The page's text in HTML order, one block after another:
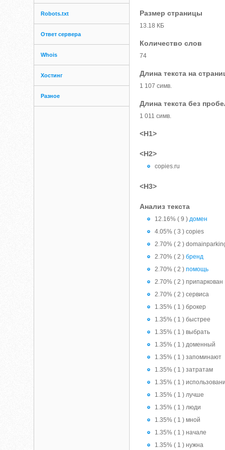
Robots.txt
Ответ сервера
Whois
Хостинг
Разное
Размер страницы
13.18 КБ
Количество слов
74
Длина текста на
1 107 симв.
Длина текста без
1 011 симв.
<H1>
<H2>
copies.ru
<H3>
Анализ текста
12.16% ( 9 )домен
4.05% ( 3 ) copies
2.70% ( 2 )
2.70% ( 2 )бренд
2.70% ( 2 )помощь
2.70% ( 2 ) припаркован
2.70% ( 2 ) сервиса
1.35% ( 1 ) брокер
1.35% ( 1 ) быстрее
1.35% ( 1 ) выбрать
1.35% ( 1 ) доменный
1.35% ( 1 ) запоминают
1.35% ( 1 ) затратам
1.35% ( 1 )
1.35% ( 1 ) лучше
1.35% ( 1 ) люди
1.35% ( 1 ) мной
1.35% ( 1 ) начале
1.35% ( 1 ) нужна